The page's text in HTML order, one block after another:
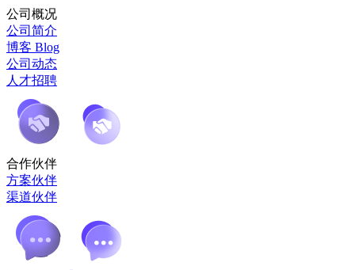
公司概况
公司简介
博客 Blog
公司动态
人才招聘
合作伙伴
方案伙伴
渠道伙伴